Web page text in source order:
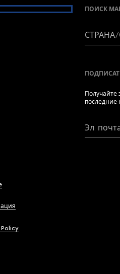
ПОИСК
Получайте
последние
Эл.